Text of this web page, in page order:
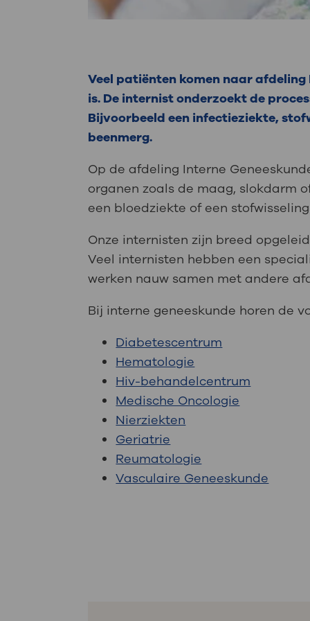
Veel patiënten komen naar
is. De internist onderzoekt de
Bijvoorbeeld een infectieziekte,
beenmerg.
Op de afdeling Interne
organen zoals de maag, slokdarm
een bloedziekte of een
Onze internisten zijn breed
Veel internisten hebben een
werken nauw samen met andere
Bij interne geneeskunde horen de
Diabetescentrum
Hematologie
Hiv-behandelcentrum
Medische Oncologie
Nierziekten
Geriatrie
Reumatologie
Vasculaire Geneeskunde